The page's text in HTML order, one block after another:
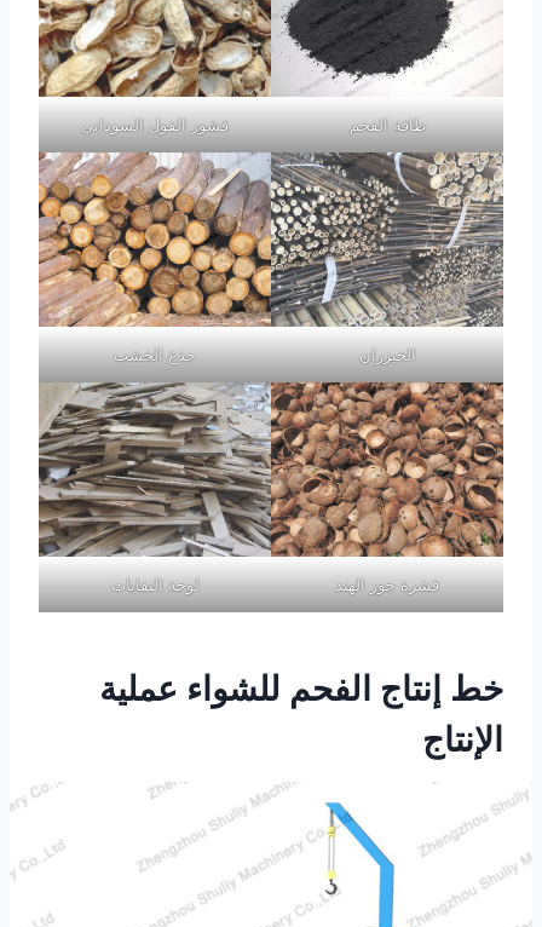
طاقة الفحم قشور الفول السوداني
الخيزران جذع الخشب
قشرة جوز الهند لوحة النفايات
خط إنتاج الفحم للشواء عملية
الإنتاج